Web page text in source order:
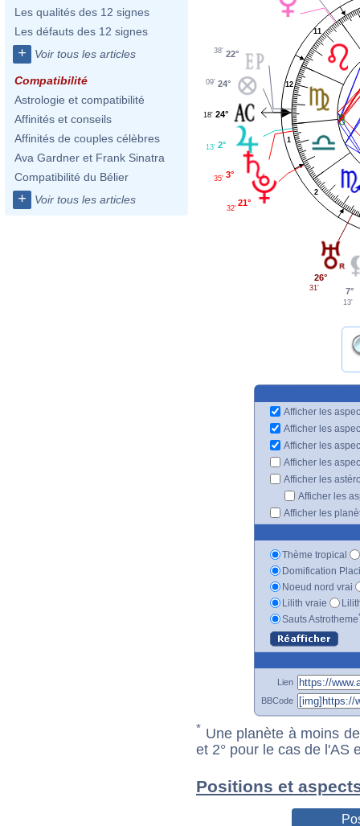
Les qualités des 12 signes
Les défauts des 12 signes
+ Voir tous les articles
Compatibilité
Astrologie et compatibilité
Affinités et conseils
Affinités de couples célèbres
Ava Gardner et Frank Sinatra
Compatibilité du Bélier
+ Voir tous les articles
1
2
11
12
22°
38'
24°
09'
24°
18'
2°
13'
3°
35'
21°
32'
26°
31' 7°
13'
Afficher les
Afficher les
Afficher les
Afficher les
Afficher les
Afficher les
Afficher les
Thème tropical
Domification
Noeud nord vrai
Lilith vraie
Sauts Astrotheme
Lien
BBCode
* Une planète à moins
et 2° pour le cas de l'AS
Positions et